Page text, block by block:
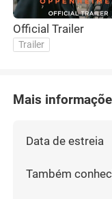
Official Trailer
Trailer
Mais
Data de estreia
Também